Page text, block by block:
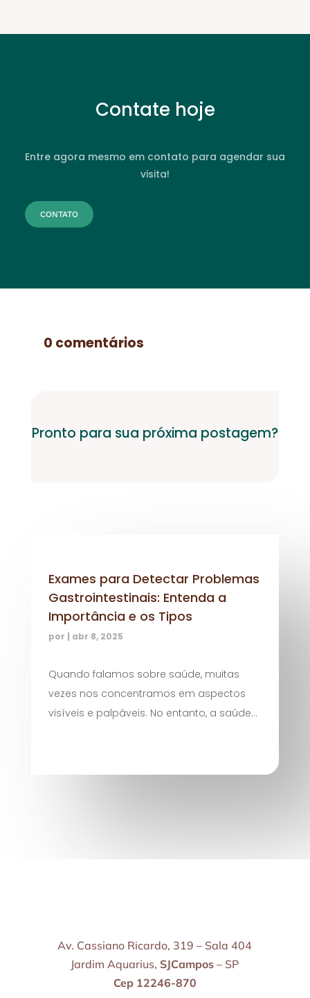
Contate hoje
Entre agora mesmo em contato para agendar sua
visita!
CONTATO
0 comentários
Pronto para sua próxima postagem?
Exames para Detectar Problemas
Gastrointestinais: Entenda a
Importância e os Tipos
por | abr 8, 2025
Quando falamos sobre saúde, muitas
vezes nos concentramos em aspectos
visíveis e palpáveis. No entanto, a saúde...
Av. Cassiano Ricardo, 319 – Sala 404
Jardim Aquarius, SJCampos – SP
Cep 12246-870